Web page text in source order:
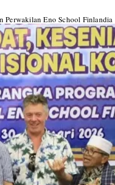
Perwakilan Eno School Finlandia